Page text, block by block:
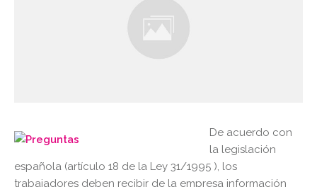
De acuerdo con
la legislación
española (artículo 18 de la Ley 31/1995 ), los
trabajadores deben recibir de la empresa información